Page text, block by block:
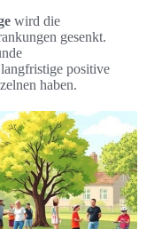
wird die
gesenkt.
positive
haben.